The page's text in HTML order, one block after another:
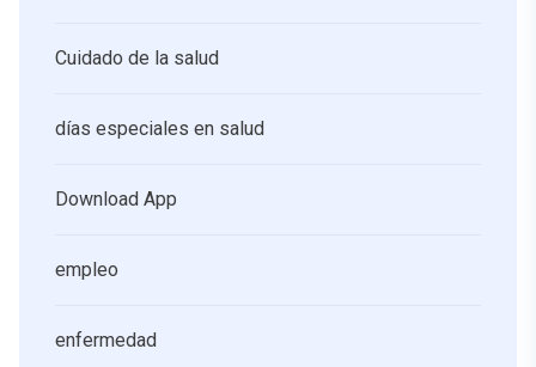
Cuidado de la salud
días especiales en salud
Download App
empleo
enfermedad